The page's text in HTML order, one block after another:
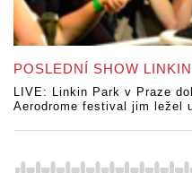
POSLEDNÍ SHOW
LIVE: Linkin Park v Praze
Aerodrome festival jim ležel